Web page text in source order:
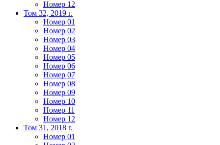
Номер 12
Том 32, 2019 г.
Номер 01
Номер 02
Номер 03
Номер 04
Номер 05
Номер 06
Номер 07
Номер 08
Номер 09
Номер 10
Номер 11
Номер 12
Том 31, 2018 г.
Номер 01